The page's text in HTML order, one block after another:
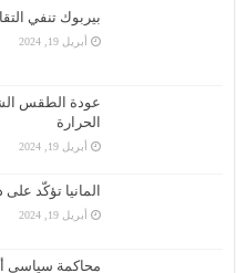
بيربوك تنفي
أبريل 19, 2024
عودة الطقس
الحرارة
أبريل 19, 2024
المانيا تؤكّد
أبريل 19, 2024
محاكمة سياسي